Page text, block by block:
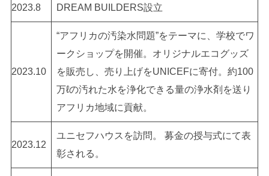
2023.8 DREAM BUILDERS設立
2023.10
“アフリカの汚染水問題”をテーマに、学校でワ
ークショップを開催。オリジナルエコグッズ
を販売し、売り上げをUNICEFに寄付。約100
万ℓの汚れた水を浄化できる量の浄水剤を送り
アフリカ地域に貢献。
2023.12
ユニセフハウスを訪問。 募金の授与式にて表
彰される。